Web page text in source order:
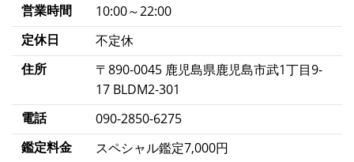
営業時間
10:00～22:00
定休日
不定休
住所
〒890-0045 鹿児島県鹿児島市武1丁目9-
17 BLDM2-301
電話
090-2850-6275
鑑定料金
スペシャル鑑定7,000円